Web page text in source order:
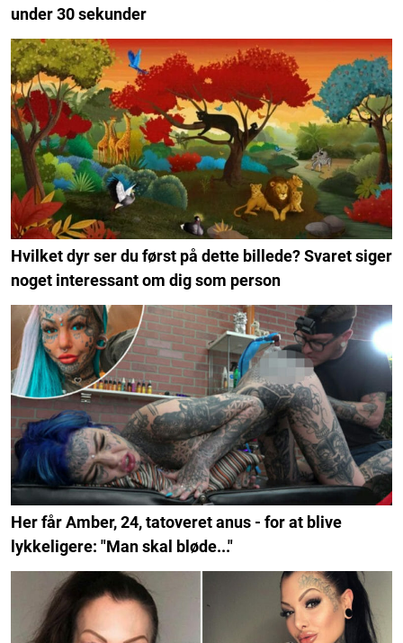
under 30 sekunder
Hvilket dyr ser du først på dette billede? Svaret siger
noget interessant om dig som person
Her får Amber, 24, tatoveret anus - for at blive
lykkeligere: "Man skal bløde..."